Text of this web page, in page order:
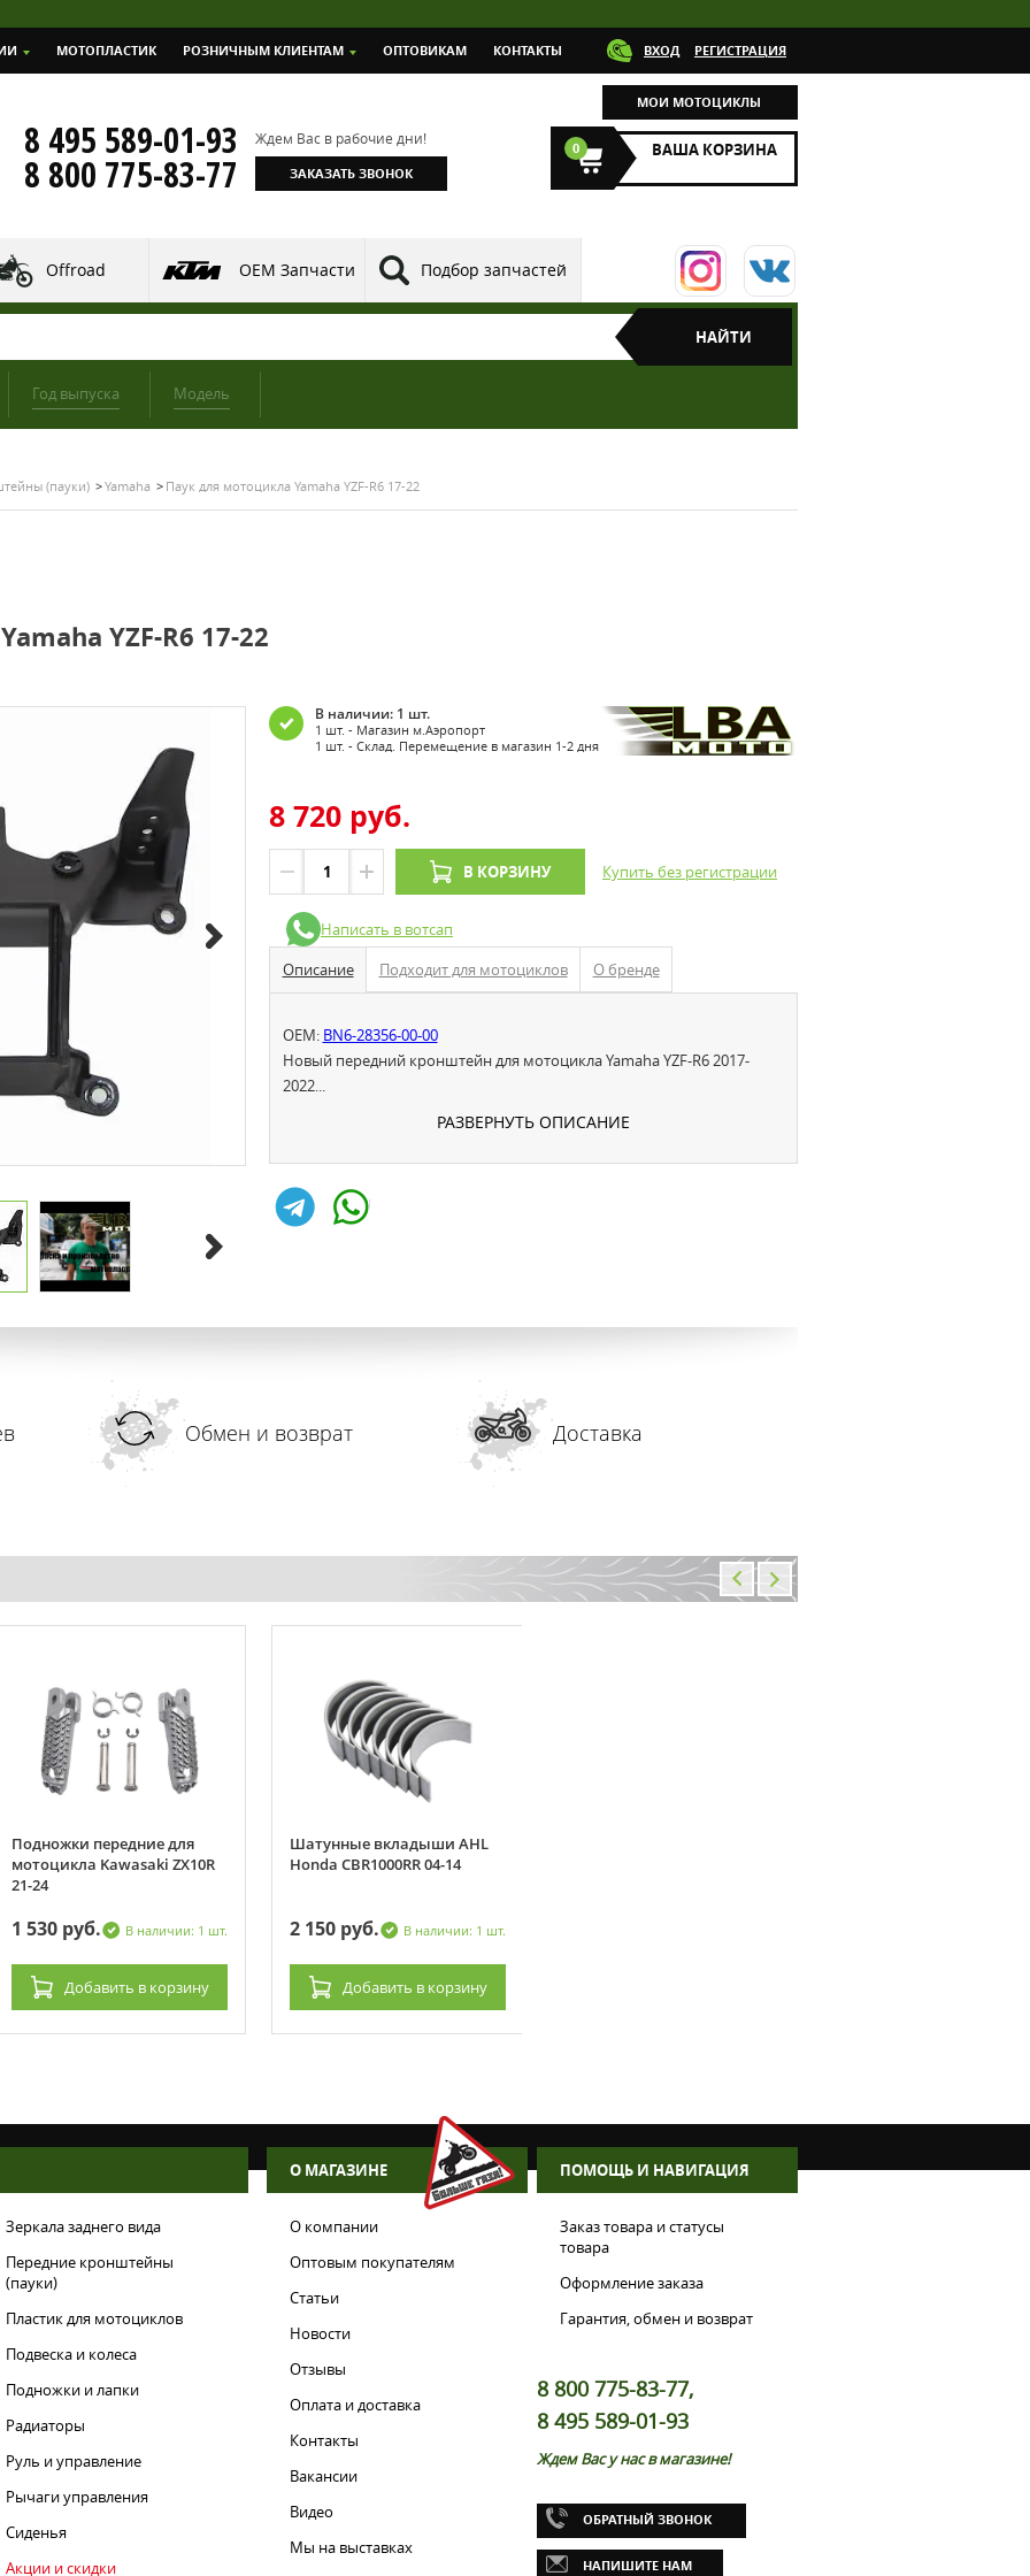
МОТОПЛАСТИК РОЗНИЧНЫМ КЛИЕНТАМ ОПТОВИКАМ КОНТАКТЫ ВХОД РЕГИСТРАЦИЯ
МОИ МОТОЦИКЛЫ
8 495 589-01-93
8 800 775-83-77
Ждем Вас в рабочие дни!
ЗАКАЗАТЬ ЗВОНОК
0 ВАША КОРЗИНА
Offroad OEM Запчасти Подбор запчастей
Год выпуска Модель
(пауки) Yamaha Паук для мотоцикла Yamaha YZF-R6 17-22
YZF-R6 17-22
В наличии: 1 шт.
1 шт. - Магазин м.Аэропорт
1 шт. - Склад. Перемещение в магазин 1-2 дня
8 720 руб.
В КОРЗИНУ Купить без регистрации
Написать в вотсап
Описание
OEM: BN6-28356-00-00
Новый передний кронштейн для мотоцикла Yamaha YZF-R6 2017-
2022...
РАЗВЕРНУТЬ ОПИСАНИЕ
Подходит для мотоциклов О бренде
Обмен и возврат Доставка
Подножки передние для
мотоцикла Kawasaki ZX10R
21-24
1 530 руб. В наличии: 1 шт.
Добавить в корзину
Шатунные вкладыши AHL
Honda CBR1000RR 04-14
2 150 руб. В наличии: 1 шт.
Добавить в корзину
Зеркала заднего вида
Передние кронштейны
(пауки)
Пластик для мотоциклов
Подвеска и колеса
Подножки и лапки
Радиаторы
Руль и управление
Рычаги управления
Сиденья
Акции и скидки
О МАГАЗИНЕ
О компании
Оптовым покупателям
Статьи
Новости
Отзывы
Оплата и доставка
Контакты
Вакансии
Видео
Мы на выставках
ПОМОЩЬ И НАВИГАЦИЯ
Заказ товара и статусы
товара
Оформление заказа
Гарантия, обмен и возврат
8 800 775-83-77,
8 495 589-01-93
Ждем Вас у нас в магазине!
ОБРАТНЫЙ ЗВОНОК
НАПИШИТЕ НАМ